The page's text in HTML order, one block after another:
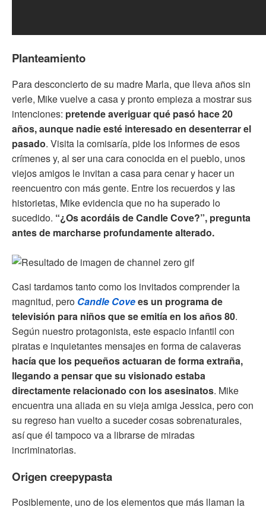
Planteamiento
Para desconcierto de su madre Marla, que lleva años sin
verle, Mike vuelve a casa y pronto empieza a mostrar sus
intenciones: pretende averiguar qué pasó hace 20
años, aunque nadie esté interesado en desenterrar el
pasado. Visita la comisaría, pide los informes de esos
crímenes y, al ser una cara conocida en el pueblo, unos
viejos amigos le invitan a casa para cenar y hacer un
reencuentro con más gente. Entre los recuerdos y las
historietas, Mike evidencia que no ha superado lo
sucedido. “¿Os acordáis de Candle Cove?”, pregunta
antes de marcharse profundamente alterado.
Casi tardamos tanto como los invitados comprender la
magnitud, pero Candle Covees un programa de
televisión para niños que se emitía en los años 80.
Según nuestro protagonista, este espacio infantil con
piratas e inquietantes mensajes en forma de calaveras
hacía que los pequeños actuaran de forma extraña,
llegando a pensar que su visionado estaba
directamente relacionado con los asesinatos. Mike
encuentra una aliada en su vieja amiga Jessica, pero con
su regreso han vuelto a suceder cosas sobrenaturales,
así que él tampoco va a librarse de miradas
incriminatorias.
Origen creepypasta
Posiblemente, uno de los elementos que más llaman la